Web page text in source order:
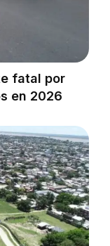
fatal por
en 2026